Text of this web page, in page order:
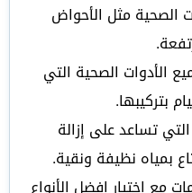
الصحية مثل الأحواض
الأدوات الصحية التي
بتركيبها.
تساعد على إزالة
بمياه نظيفة ونقية.
مع اختيار افضل الأنواع